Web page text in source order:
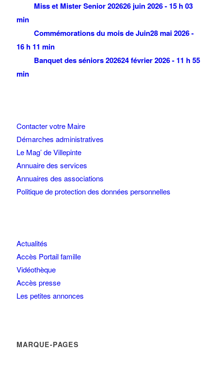
Miss et Mister Senior 202626 juin 2026 - 15 h 03
min
Commémorations du mois de Juin28 mai 2026 -
16 h 11 min
Banquet des séniors 202624 février 2026 - 11 h 55
min
Contacter votre Maire
Démarches administratives
Le Mag’ de Villepinte
Annuaire des services
Annuaires des associations
Politique de protection des données personnelles
Actualités
Accès Portail famille
Vidéothèque
Accès presse
Les petites annonces
MARQUE-PAGES